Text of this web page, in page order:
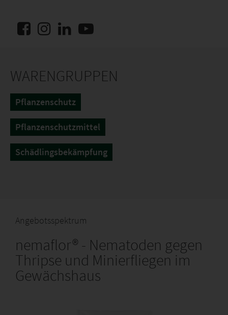
WARENGRUPPEN
Pflanzenschutz
Pflanzenschutzmittel
Schädlingsbekämpfung
Angebotsspektrum
nemaflor® - Nematoden gegen
Thripse und Minierfliegen im
Gewächshaus